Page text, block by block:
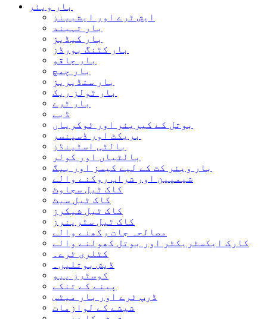
بار ویئر
ایش ٹرے اور ایشبینز
بار تہبند
بار کیڈیز
بار کٹنگ بورڈز
بار چاقو
بار چمچ
بار سنڈیریز
بار ٹولز ریک
بار ٹرے
ڈبے
بوتل کے کیریئر اور ٹوکریاں
بریکٹ اور ڈسپنسر
بالٹی اسٹینڈز
بالٹیاں اور کولر
بار ویئر کٹ کے لیے کیسز اور بیگ
شیمپین اور شراب روکنے والے
کاک ٹیل سجاوٹ
کاک ٹیل سیٹ
کاک ٹیل شیکرز
کاک ٹیل سٹرینرز
مصالحہ جات رکھنے والے
کارک ایکسٹریکٹر اور بوتل کھولنے والے
کٹلری ٹرے۔
ڈیش بوتلیں۔
کوسٹرز پیو
پینے کے تنکے
ڈرپ ٹرے اور بار میٹس
شیشے کے لوازمات